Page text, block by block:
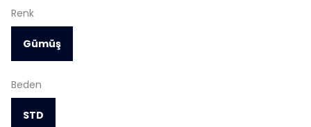
Renk
Gümüş
Beden
STD